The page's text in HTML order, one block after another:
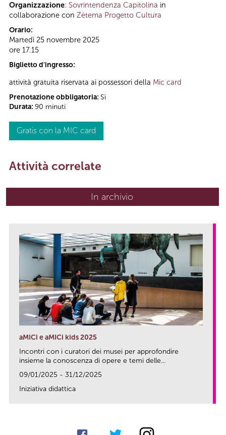
Organizzazione: Sovrintendenza Capitolina in
collaborazione con Zètema Progetto Cultura
Orario:
Martedì 25 novembre 2025
ore 17.15
Biglietto d'ingresso:
attività gratuita riservata ai possessori della Mic card
Prenotazione obbligatoria: Sì
Durata: 90 minuti
Gratis con la MIC card
Attività correlate
In archivio
aMICi e aMICi kids 2025
Incontri con i curatori dei musei per approfondire
insieme la conoscenza di opere e temi delle...
09/01/2025 - 31/12/2025
Iniziativa didattica